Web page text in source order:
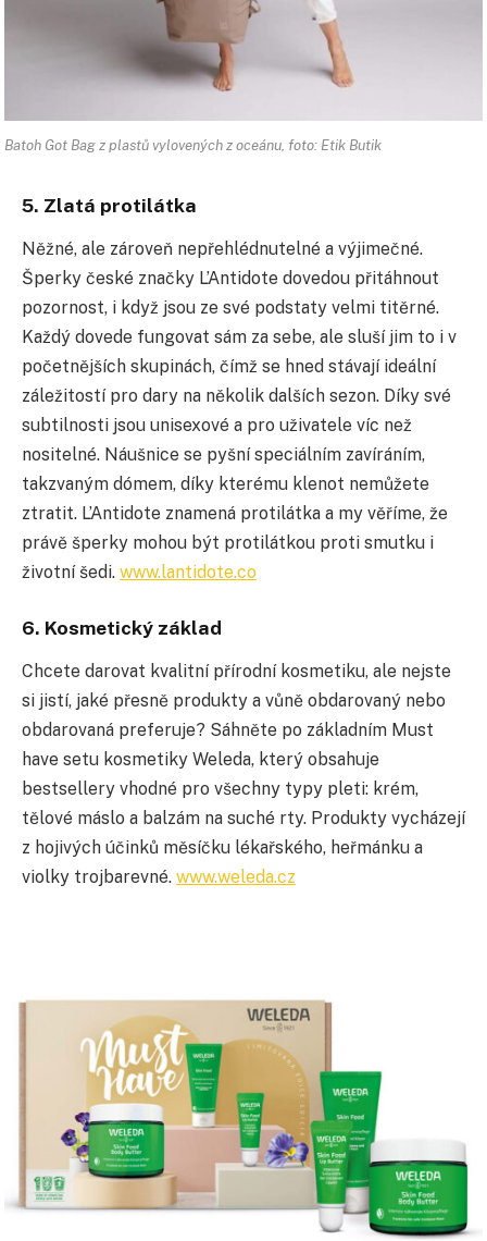
Batoh Got Bag z plastů vylovených z oceánu, foto: Etik Butik
5. Zlatá protilátka
Něžné, ale zároveň nepřehlédnutelné a výjimečné.
Šperky české značky L’Antidote dovedou přitáhnout
pozornost, i když jsou ze své podstaty velmi titěrné.
Každý dovede fungovat sám za sebe, ale sluší jim to i v
početnějších skupinách, čímž se hned stávají ideální
záležitostí pro dary na několik dalších sezon. Díky své
subtilnosti jsou unisexové a pro uživatele víc než
nositelné. Náušnice se pyšní speciálním zavíráním,
takzvaným dómem, díky kterému klenot nemůžete
ztratit. L’Antidote znamená protilátka a my věříme, že
právě šperky mohou být protilátkou proti smutku i
životní šedi. www.lantidote.co
6. Kosmetický základ
Chcete darovat kvalitní přírodní kosmetiku, ale nejste
si jistí, jaké přesně produkty a vůně obdarovaný nebo
obdarovaná preferuje? Sáhněte po základním Must
have setu kosmetiky Weleda, který obsahuje
bestsellery vhodné pro všechny typy pleti: krém,
tělové máslo a balzám na suché rty. Produkty vycházejí
z hojivých účinků měsíčku lékařského, heřmánku a
violky trojbarevné. www.weleda.cz